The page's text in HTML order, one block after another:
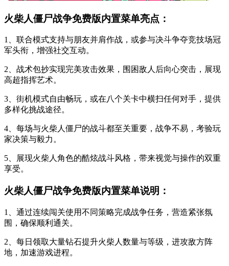
火柴人僵尸战争免费版内置菜单亮点：
1、联合模式支持与朋友并肩作战，或参与决斗争夺竞技场冠
军头衔，增强社交互动。
2、战术包抄实现完美攻击效果，围困敌人后向心突击，展现
高超指挥艺术。
3、街机模式自由畅玩，或在八个关卡中横扫任何对手，提供
多样化挑战途径。
4、每场与火柴人僵尸的战斗都至关重要，战争不易，考验玩
家决策与毅力。
5、展现火柴人角色的酷炫战斗风格，带来视觉与操作的双重
享受。
火柴人僵尸战争免费版内置菜单说明：
1、通过连续闯关使用不同策略完成战争任务，营造紧张氛
围，确保顺利通关。
2、每日领取大量钻石提升火柴人数量与等级，进攻敌方阵
地，加速游戏进程。